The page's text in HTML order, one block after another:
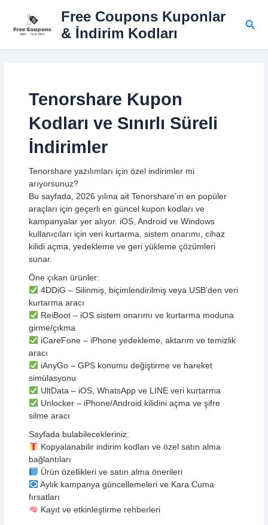
Free Coupons Kuponlar
& İndirim Kodları
Tenorshare Kupon
Kodları ve Sınırlı Süreli
İndirimler
Tenorshare yazılımları için özel indirimler mi
arıyorsunuz?
Bu sayfada, 2026 yılına ait Tenorshare’ın en popüler
araçları için geçerli en güncel kupon kodları ve
kampanyalar yer alıyor. iOS, Android ve Windows
kullanıcıları için veri kurtarma, sistem onarımı, cihaz
kilidi açma, yedekleme ve geri yükleme çözümleri
sunar.
Öne çıkan ürünler:
4DDiG – Silinmiş, biçimlendirilmiş veya USB’den veri
kurtarma aracı
ReiBoot – iOS sistem onarımı ve kurtarma moduna
girme/çıkma
iCareFone – iPhone yedekleme, aktarım ve temizlik
aracı
iAnyGo – GPS konumu değiştirme ve hareket
simülasyonu
UltData – iOS, WhatsApp ve LINE veri kurtarma
Unlocker – iPhone/Android kilidini açma ve şifre
silme aracı
Sayfada bulabilecekleriniz:
Kopyalanabilir indirim kodları ve özel satın alma
bağlantıları
Ürün özellikleri ve satın alma önerileri
Aylık kampanya güncellemeleri ve Kara Cuma
fırsatları
Kayıt ve etkinleştirme rehberleri